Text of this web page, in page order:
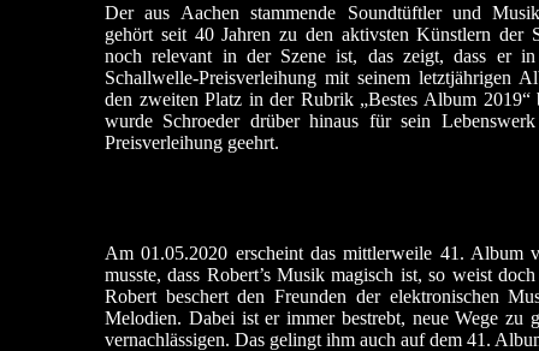
Der aus Aachen stammende Soundtüftler und
gehört seit 40 Jahren zu den aktivsten Künstlern der
noch relevant in der Szene ist, das zeigt, dass er
Schallwelle-Preisverleihung mit seinem letztjährigen
den zweiten Platz in der Rubrik „Bestes Album 2019“
wurde Schroeder drüber hinaus für sein
Preisverleihung geehrt.
Am 01.05.2020 erscheint das mittlerweile 41. Album
musste, dass Robert’s Musik magisch ist, so weist
Robert beschert den Freunden der elektronischen
Melodien. Dabei ist er immer bestrebt, neue Wege zu
vernachlässigen. Das gelingt ihm auch auf dem 41.